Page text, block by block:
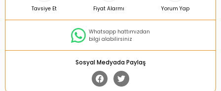
Tavsiye Et Fiyat Alarmı Yorum Yap
Whatsapp hattımızdan
bilgi alabilirsiniz
Sosyal Medyada Paylaş